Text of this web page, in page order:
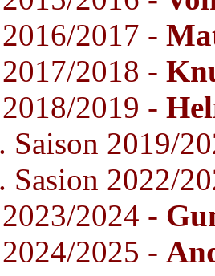
2017 -
2018 -
2019 -
Saison 2019/
Sasion 2022/
2024 -
2025 -